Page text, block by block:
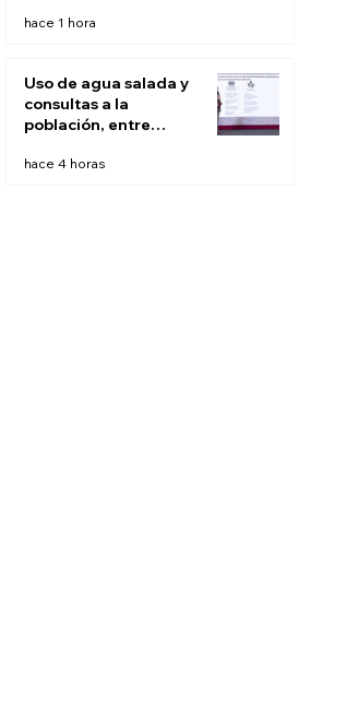
caso Ayotzinapa
hace 1 hora
Uso de agua salada y
consultas a la
población, entre
expertos para
hace 4 horas